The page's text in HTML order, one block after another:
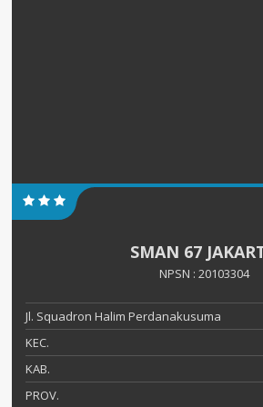
SMAN 67
NPSN : 20103304
Jl. Squadron Halim Perdanakusuma
KEC.
KAB.
PROV.